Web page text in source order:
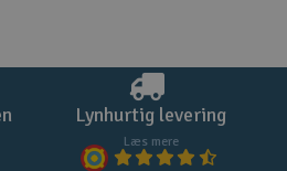
Lynhurtig levering
Læs mere